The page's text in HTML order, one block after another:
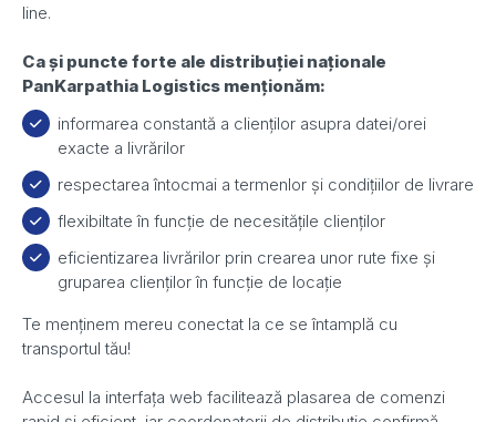
line.
Ca și puncte forte ale distribuției naționale
PanKarpathia Logistics menționăm:
informarea constantă a clienților asupra datei/orei
exacte a livrărilor
respectarea întocmai a termenlor și condițiilor de livrare
flexibiltate în funcție de necesitățile clienților
eficientizarea livrărilor prin crearea unor rute fixe și
gruparea clienților în funcție de locație
Te menținem mereu conectat la ce se întamplă cu
transportul tău!
Accesul la interfața web facilitează plasarea de comenzi